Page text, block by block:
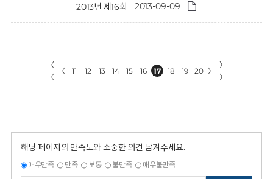
2013년 제16회 2013-09-09
〈
〈
〈 11 12 13 14 15 16 17 18 19 20 〉
〉
〉
해당 페이지의 만족도와 소중한 의견 남겨주세요.
매우만족 만족 보통 불만족 매우불만족